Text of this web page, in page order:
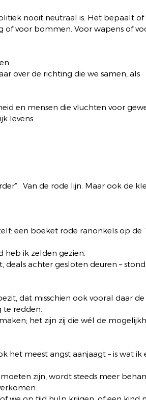
nooit neutraal is. Het bepaalt of
of voor bommen. Voor wapens of
over de richting die we samen, als
en mensen die vluchten voor
levens.
Van de rode lijn. Maar ook de
een boeket rode ranonkels op de
heb ik zelden gezien.
achter gesloten deuren – stond
dat misschien ook vooral daar de
te redden.
het zijn zij die wél de
het meest angst aanjaagt – is wat ik
zijn, wordt steeds meer